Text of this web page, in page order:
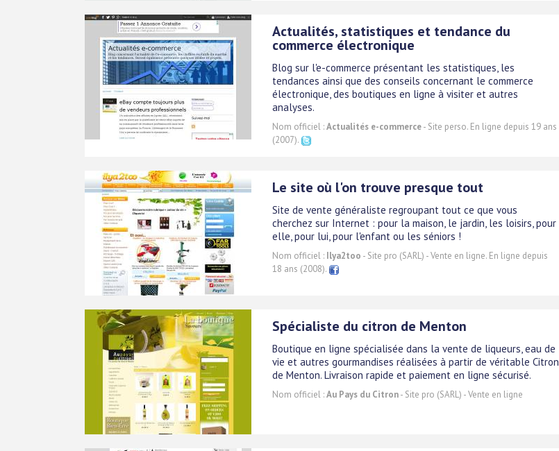
Actualités, statistiques et tendance du
commerce électronique
Blog sur l'e-commerce présentant les statistiques, les
tendances ainsi que des conseils concernant le commerce
électronique, des boutiques en ligne à visiter et autres
analyses.
Nom officiel :Actualités e-commerce- Site perso. En ligne depuis 19 ans
(2007).
Le site où l'on trouve presque tout
Site de vente généraliste regroupant tout ce que vous
cherchez sur Internet : pour la maison, le jardin, les loisirs, pour
elle, pour lui, pour l'enfant ou les séniors !
Nom officiel : Ilya2too - Site pro (SARL) - Vente en ligne. En ligne depuis
18 ans (2008).
Spécialiste du citron de Menton
Boutique en ligne spécialisée dans la vente de liqueurs, eau de
vie et autres gourmandises réalisées à partir de véritable Citron
de Menton. Livraison rapide et paiement en ligne sécurisé.
Nom officiel :Au Pays du Citron- Site pro (SARL) - Vente en ligne